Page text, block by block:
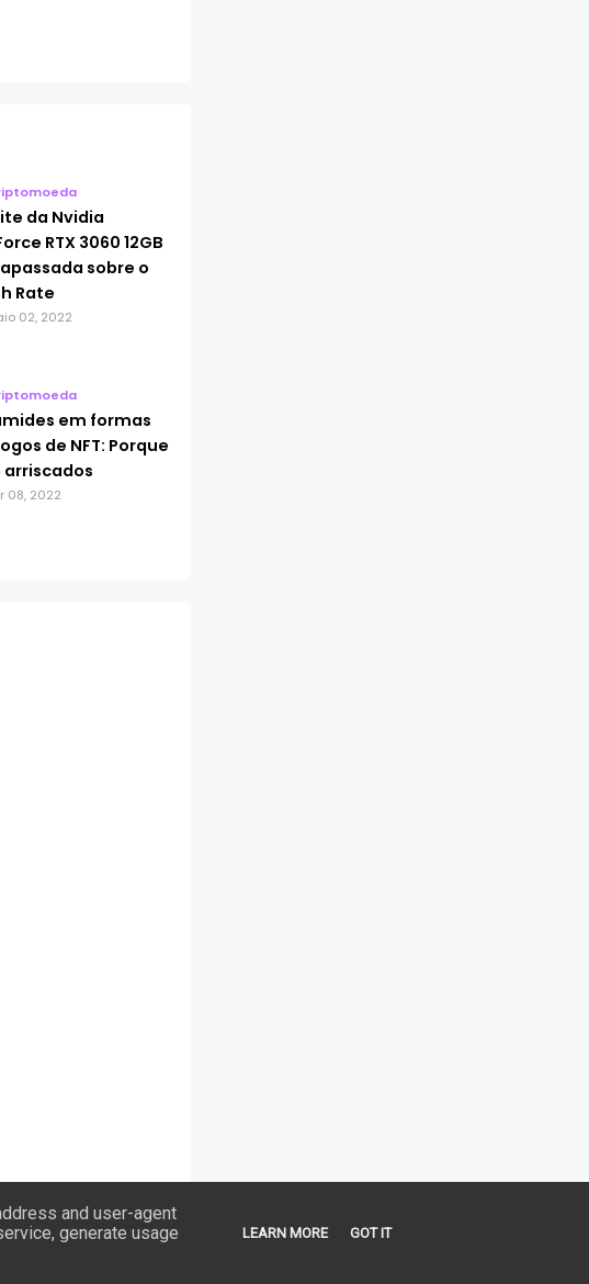
da Nvidia
RTX 3060 12GB
sobre o
Rate
02, 2022
em formas
de NFT: Porque
arriscados
08, 2022
and user-agent
generate usage
LEARN MORE GOT IT